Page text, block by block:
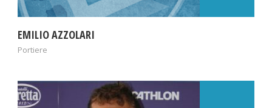
EMILIO AZZOLARI
Portiere